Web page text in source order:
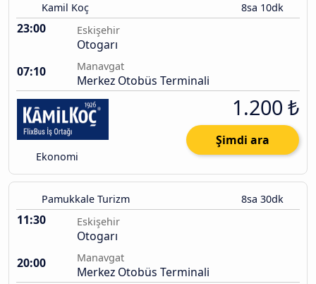
Kamil Koç 8sa 10dk
23:00 Eskişehir
Otogarı
07:10
Manavgat
Merkez Otobüs Terminali
Ekonomi
1.200 ₺
Şimdi ara
Pamukkale Turizm 8sa 30dk
11:30 Eskişehir
Otogarı
20:00
Manavgat
Merkez Otobüs Terminali